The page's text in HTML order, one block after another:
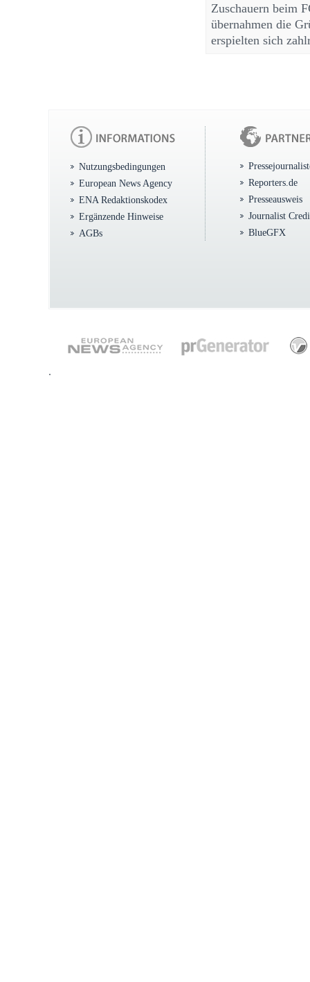
Zuschauern beim
übernahmen die
erspielten sich
Nutzungsbedingungen
European News Agency
ENA Redaktionskodex
Ergänzende Hinweise
AGBs
Reporters.de
Presseausweis
Journalist
BlueGFX
.